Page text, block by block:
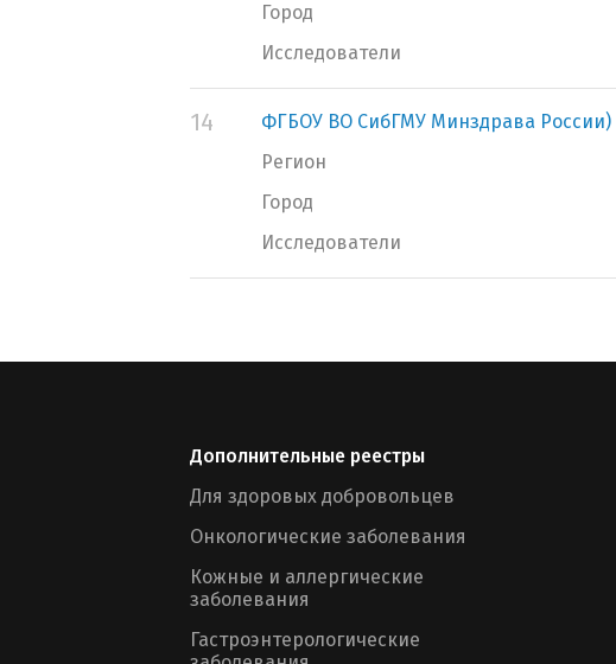
Город
Исследователи
14
ФГБОУ ВО СибГМУ Минздрава России)
Регион
Город
Исследователи
Дополнительные реестры
Для здоровых добровольцев
Онкологические заболевания
Кожные и аллергические
заболевания
Гастроэнтерологические